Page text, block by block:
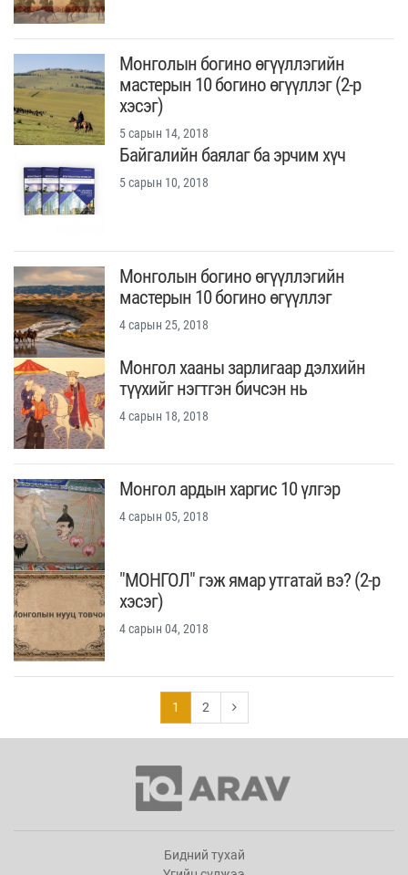
Монголын богино өгүүллэгийн
мастерын 10 богино өгүүллэг (2-р
хэсэг)
5 сарын 14, 2018
Байгалийн баялаг ба эрчим хүч
5 сарын 10, 2018
Монголын богино өгүүллэгийн
мастерын 10 богино өгүүллэг
4 сарын 25, 2018
Монгол хааны зарлигаар дэлхийн
түүхийг нэгтгэн бичсэн нь
4 сарын 18, 2018
Монгол ардын харгис 10 үлгэр
4 сарын 05, 2018
"МОНГОЛ" гэж ямар утгатай вэ? (2-р
хэсэг)
4 сарын 04, 2018
1 2
Бидний тухай